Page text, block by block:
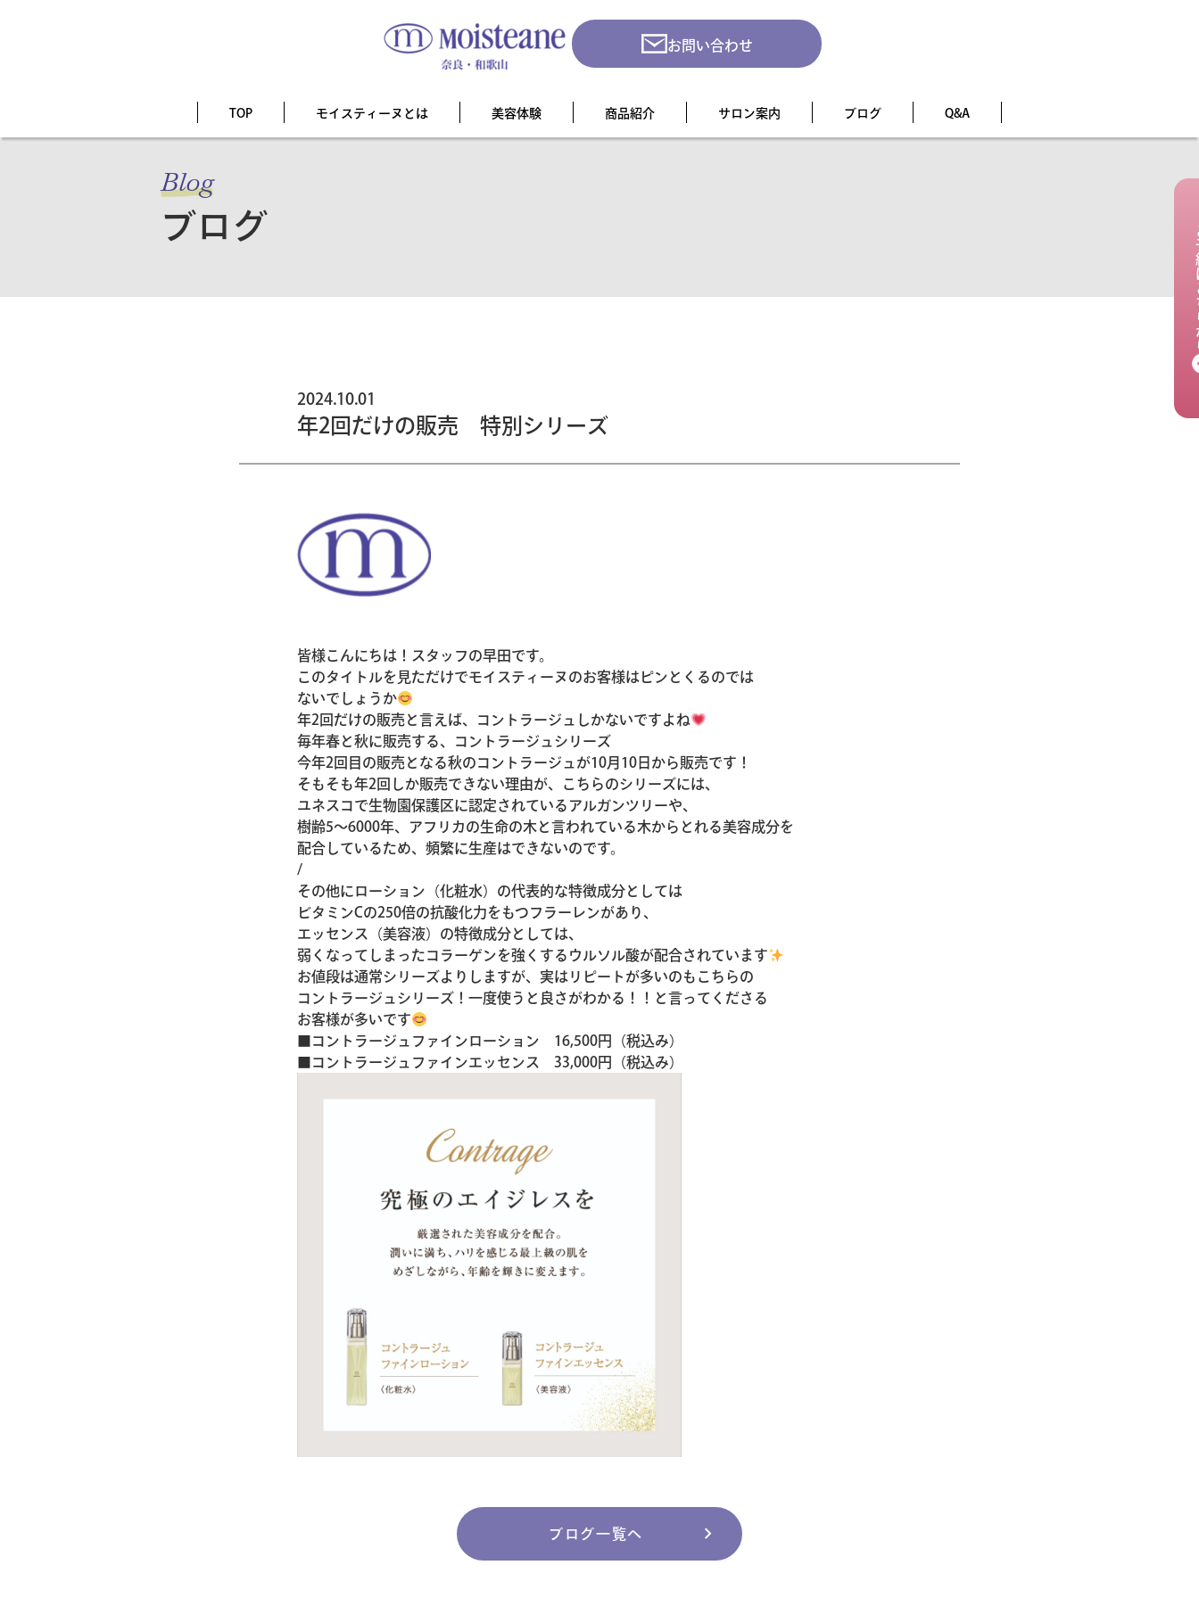
ご
お問い合わせ
TOP モイスティーヌとは 美容体験 商品紹介 サロン案内 ブログ Q&A
Blog
ブログ
2024.10.01
年2回だけの販売 特別シリーズ
皆様こんにちは！スタッフの早田です。
このタイトルを見ただけでモイスティーヌのお客様はピンとくるのでは
ないでしょうか
年2回だけの販売と言えば、コントラージュしかないですよね
毎年春と秋に販売する、コントラージュシリーズ
今年2回目の販売となる秋のコントラージュが10月10日から販売です！
そもそも年2回しか販売できない理由が、こちらのシリーズには、
ユネスコで生物園保護区に認定されているアルガンツリーや、
樹齢5～6000年、アフリカの生命の木と言われている木からとれる美容成分を
配合しているため、頻繁に生産はできないのです。
/
その他にローション（化粧水）の代表的な特徴成分としては
ビタミンCの250倍の抗酸化力をもつフラーレンがあり、
エッセンス（美容液）の特徴成分としては、
弱くなってしまったコラーゲンを強くするウルソル酸が配合されています
お値段は通常シリーズよりしますが、実はリピートが多いのもこちらの
コントラージュシリーズ！一度使うと良さがわかる！！と言ってくださる
お客様が多いです
■コントラージュファインローション 16,500円（税込み）
■コントラージュファインエッセンス 33,000円（税込み）
ブログ一覧へ chevron_right